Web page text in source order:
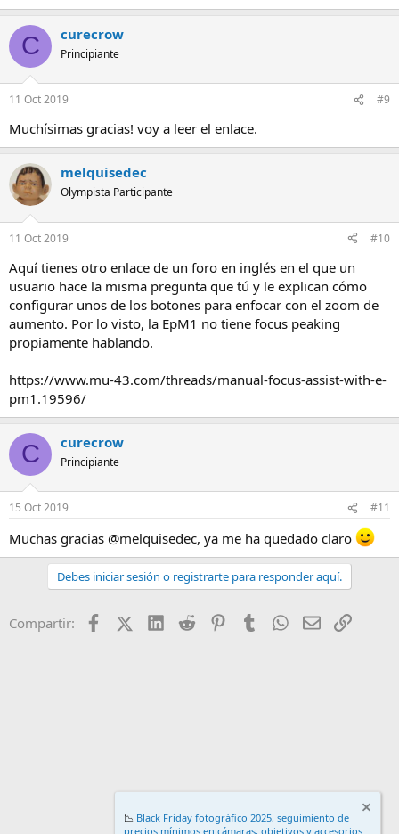
C curecrow
Principiante
11 Oct 2019 #9
Muchísimas gracias! voy a leer el enlace.
melquisedec
Olympista Participante
11 Oct 2019 #10
Aquí tienes otro enlace de un foro en inglés en el que un
usuario hace la misma pregunta que tú y le explican cómo
configurar unos de los botones para enfocar con el zoom de
aumento. Por lo visto, la EpM1 no tiene focus peaking
propiamente hablando.
https://www.mu-43.com/threads/manual-focus-assist-with-e-
pm1.19596/
C curecrow
Principiante
15 Oct 2019 #11
Muchas gracias @melquisedec, ya me ha quedado claro
Debes iniciar sesión o registrarte para responder aquí.
Compartir: FacebookX (Twitter)
LinkedIn
Reddit PinterestTumblr WhatsApp
EmailEnlace
📉 Black Friday fotográfico 2025, seguimiento de
precios mínimos en cámaras, objetivos y accesorios